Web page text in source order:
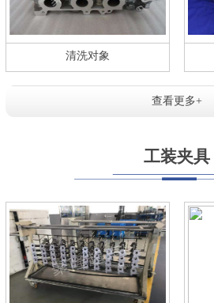
清洗对象
查看更多+
工装夹具